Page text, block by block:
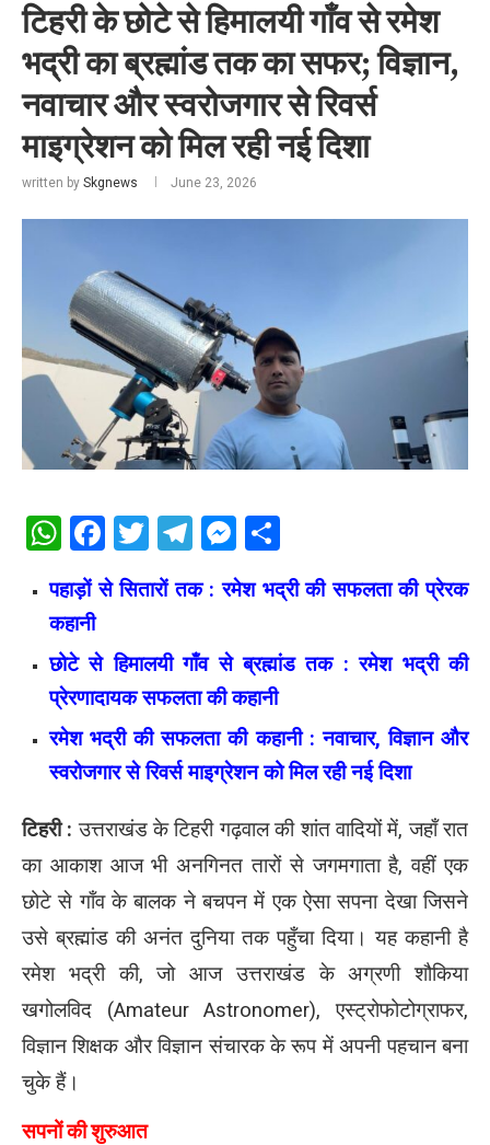
टिहरी के छोटे से हिमालयी गाँव से रमेश
भद्री का ब्रह्मांड तक का सफर; विज्ञान,
नवाचार और स्वरोजगार से रिवर्स
माइग्रेशन को मिल रही नई दिशा
written by Skgnews June 23, 2026
WhatsApp
Facebook
Twitter
Telegram
Messenger
पहाड़ों से सितारों तक : रमेश भद्री की सफलता की प्रेरक
कहानी
छोटे से हिमालयी गाँव से ब्रह्मांड तक : रमेश भद्री की
प्रेरणादायक सफलता की कहानी
रमेश भद्री की सफलता की कहानी : नवाचार, विज्ञान और
स्वरोजगार से रिवर्स माइग्रेशन को मिल रही नई दिशा
टिहरी : उत्तराखंड के टिहरी गढ़वाल की शांत वादियों में, जहाँ रात
का आकाश आज भी अनगिनत तारों से जगमगाता है, वहीं एक
छोटे से गाँव के बालक ने बचपन में एक ऐसा सपना देखा जिसने
उसे ब्रह्मांड की अनंत दुनिया तक पहुँचा दिया। यह कहानी है
रमेश भद्री की, जो आज उत्तराखंड के अग्रणी शौकिया
खगोलविद (Amateur Astronomer), एस्ट्रोफोटोग्राफर,
विज्ञान शिक्षक और विज्ञान संचारक के रूप में अपनी पहचान बना
चुके हैं।
सपनों की शुरुआत